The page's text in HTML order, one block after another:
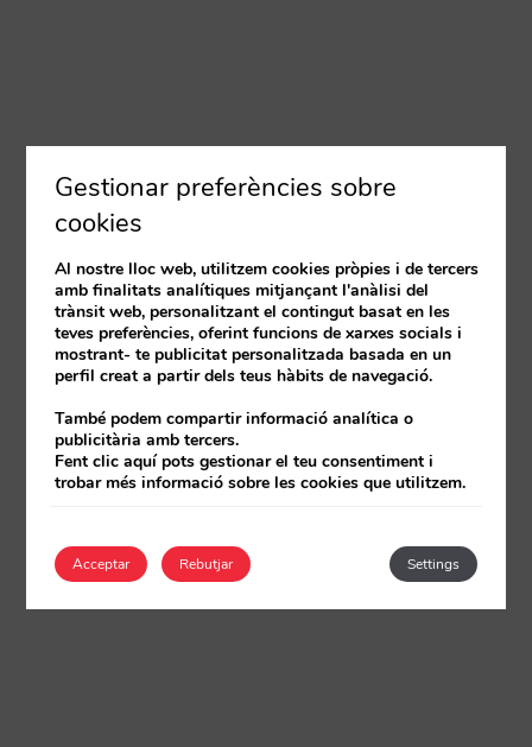
Gestionar preferències sobre
cookies
Al nostre lloc web, utilitzem cookies pròpies i de tercers
amb finalitats analítiques mitjançant l'anàlisi del
trànsit web, personalitzant el contingut basat en les
teves preferències, oferint funcions de xarxes socials i
mostrant- te publicitat personalitzada basada en un
perfil creat a partir dels teus hàbits de navegació.
També podem compartir informació analítica o
publicitària amb tercers.
Fent clic aquí pots gestionar el teu consentiment i
trobar més informació sobre les cookies que utilitzem.
Acceptar Settings
Rebutjar